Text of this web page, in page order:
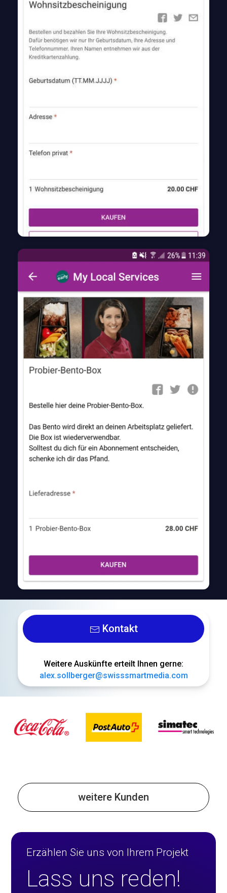
Kontakt
Weitere Auskünfte erteilt Ihnen gerne:
alex.sollberger@swisssmartmedia.com
weitere Kunden
Erzählen Sie uns von Ihrem Projekt
Lass uns reden!